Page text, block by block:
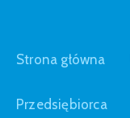
Strona główna
Przedsiębiorca